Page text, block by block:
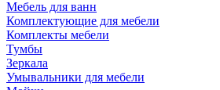
Мебель для ванн
Комплектующие для мебели
Комплекты мебели
Тумбы
Зеркала
Умывальники для мебели